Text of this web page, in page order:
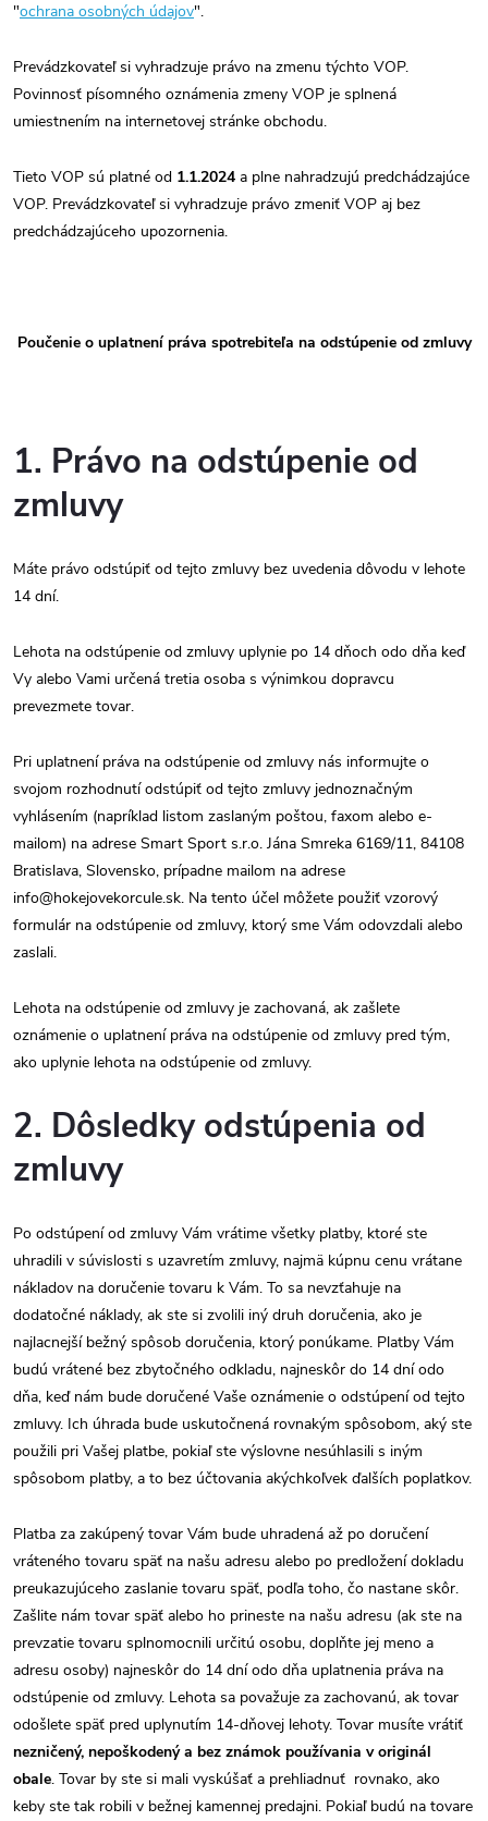
"ochrana osobných údajov".
Prevádzkovateľ si vyhradzuje právo na zmenu týchto VOP.
Povinnosť písomného oznámenia zmeny VOP je splnená
umiestnením na internetovej stránke obchodu.
Tieto VOP sú platné od 1.1.2024 a plne nahradzujú predchádzajúce
VOP. Prevádzkovateľ si vyhradzuje právo zmeniť VOP aj bez
predchádzajúceho upozornenia.
Poučenie o uplatnení práva spotrebiteľa na odstúpenie od zmluvy
1. Právo na odstúpenie od
zmluvy
Máte právo odstúpiť od tejto zmluvy bez uvedenia dôvodu v lehote
14 dní.
Lehota na odstúpenie od zmluvy uplynie po 14 dňoch odo dňa keď
Vy alebo Vami určená tretia osoba s výnimkou dopravcu
prevezmete tovar.
Pri uplatnení práva na odstúpenie od zmluvy nás informujte o
svojom rozhodnutí odstúpiť od tejto zmluvy jednoznačným
vyhlásením (napríklad listom zaslaným poštou, faxom alebo e-
mailom) na adrese Smart Sport s.r.o. Jána Smreka 6169/11, 84108
Bratislava, Slovensko, prípadne mailom na adrese
info@hokejovekorcule.sk. Na tento účel môžete použiť vzorový
formulár na odstúpenie od zmluvy, ktorý sme Vám odovzdali alebo
zaslali.
Lehota na odstúpenie od zmluvy je zachovaná, ak zašlete
oznámenie o uplatnení práva na odstúpenie od zmluvy pred tým,
ako uplynie lehota na odstúpenie od zmluvy.
2. Dôsledky odstúpenia od
zmluvy
Po odstúpení od zmluvy Vám vrátime všetky platby, ktoré ste
uhradili v súvislosti s uzavretím zmluvy, najmä kúpnu cenu vrátane
nákladov na doručenie tovaru k Vám. To sa nevzťahuje na
dodatočné náklady, ak ste si zvolili iný druh doručenia, ako je
najlacnejší bežný spôsob doručenia, ktorý ponúkame. Platby Vám
budú vrátené bez zbytočného odkladu, najneskôr do 14 dní odo
dňa, keď nám bude doručené Vaše oznámenie o odstúpení od tejto
zmluvy. Ich úhrada bude uskutočnená rovnakým spôsobom, aký ste
použili pri Vašej platbe, pokiaľ ste výslovne nesúhlasili s iným
spôsobom platby, a to bez účtovania akýchkoľvek ďalších poplatkov.
Platba za zakúpený tovar Vám bude uhradená až po doručení
vráteného tovaru späť na našu adresu alebo po predložení dokladu
preukazujúceho zaslanie tovaru späť, podľa toho, čo nastane skôr.
Zašlite nám tovar späť alebo ho prineste na našu adresu (ak ste na
prevzatie tovaru splnomocnili určitú osobu, doplňte jej meno a
adresu osoby) najneskôr do 14 dní odo dňa uplatnenia práva na
odstúpenie od zmluvy. Lehota sa považuje za zachovanú, ak tovar
odošlete späť pred uplynutím 14-dňovej lehoty. Tovar musíte vrátiť
nezničený, nepoškodený a bez známok používania v originál
obale. Tovar by ste si mali vyskúšať a prehliadnuť rovnako, ako
keby ste tak robili v bežnej kamennej predajni. Pokiaľ budú na tovare